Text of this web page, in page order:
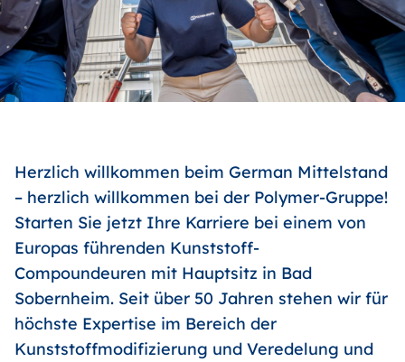
Herzlich willkommen beim German Mittelstand
– herzlich willkommen bei der Polymer-Gruppe!
Starten Sie jetzt Ihre Karriere bei einem von
Europas führenden Kunststoff-
Compoundeuren mit Hauptsitz in Bad
Sobernheim. Seit über 50 Jahren stehen wir für
höchste Expertise im Bereich der
Kunststoffmodifizierung und Veredelung und